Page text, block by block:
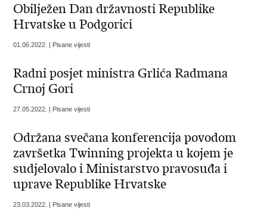
Obilježen Dan državnosti Republike
Hrvatske u Podgorici
01.06.2022. | Pisane vijesti
Radni posjet ministra Grlića Radmana
Crnoj Gori
27.05.2022. | Pisane vijesti
Održana svečana konferencija povodom
završetka Twinning projekta u kojem je
sudjelovalo i Ministarstvo pravosuđa i
uprave Republike Hrvatske
23.03.2022. | Pisane vijesti